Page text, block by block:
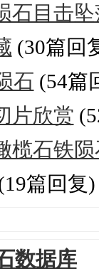
石目击坠
(30篇回
石 (54篇
片欣赏
榄石铁陨
篇回复)
数据库